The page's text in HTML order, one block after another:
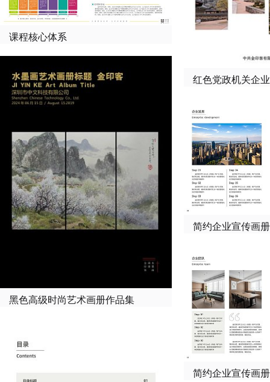
红色党政机关企
课程核心体系
黑色高级时尚艺术画册作品集
简约企业宣传画
简约企业宣传画